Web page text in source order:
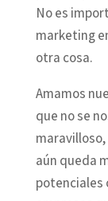
No es
marketing
otra cosa.
Amamos
que no se
aún queda
potenciales